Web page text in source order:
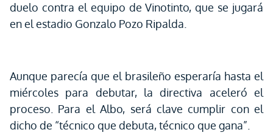
duelo contra el equipo de Vinotinto, que se jugará
en el estadio Gonzalo Pozo Ripalda.
Aunque parecía que el brasileño esperaría hasta el
miércoles para debutar, la directiva aceleró el
proceso. Para el Albo, será clave cumplir con el
dicho de “técnico que debuta, técnico que gana”.